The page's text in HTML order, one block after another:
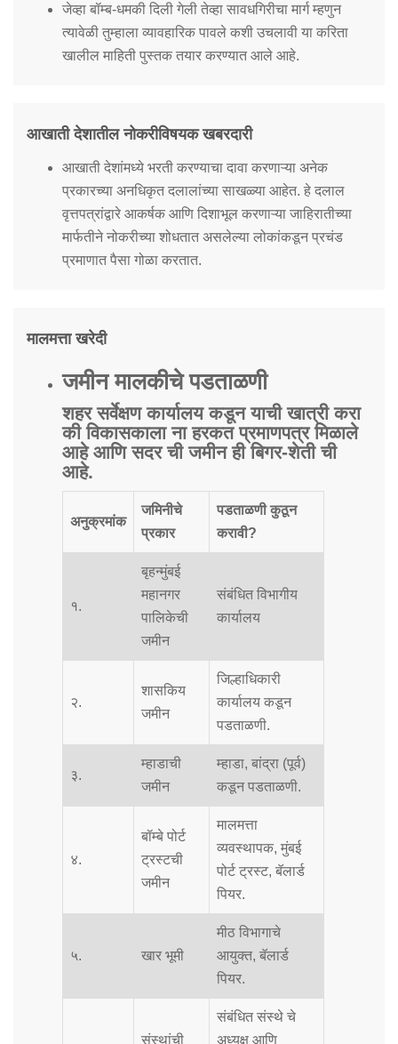
जेव्हा बॉम्ब-धमकी दिली गेली तेव्हा सावधगिरीचा मार्ग म्हणुन
त्यावेळी तुम्हाला व्यावहारिक पावले कशी उचलावी या करिता
खालील माहिती पुस्तक तयार करण्यात आले आहे.
आखाती देशातील नोकरीविषयक खबरदारी
आखाती देशांमध्ये भरती करण्याचा दावा करणाऱ्या अनेक
प्रकारच्या अनधिकृत दलालांच्या साखळ्या आहेत. हे दलाल
वृत्तपत्रांद्वारे आकर्षक आणि दिशाभूल करणाऱ्या जाहिरातीच्या
मार्फतीने नोकरीच्या शोधतात असलेल्या लोकांकडून प्रचंड
प्रमाणात पैसा गोळा करतात.
मालमत्ता खरेदी
जमीन मालकीचे पडताळणी
शहर सर्वेक्षण कार्यालय कडून याची खात्री करा
की विकासकाला ना हरकत प्रमाणपत्र मिळाले
आहे आणि सदर ची जमीन ही बिगर-शेती ची
आहे.
अनुक्रमांक
जमिनीचे
प्रकार
पडताळणी कुठून
करावी?
१.
बृहन्मुंबई
महानगर
पालिकेची
जमीन
संबंधित विभागीय
कार्यालय
२.
शासकिय
जमीन
जिल्हाधिकारी
कार्यालय कडून
पडताळणी.
३.
म्हाडाची
जमीन
म्हाडा, बांद्रा (पूर्व)
कडून पडताळणी.
४.
बॉम्बे पोर्ट
ट्रस्टची
जमीन
मालमत्ता
व्यवस्थापक, मुंबई
पोर्ट ट्रस्ट, बॅलार्ड
पियर.
५. खार भूमी
मीठ विभागाचे
आयुक्त, बॅलार्ड
पियर.
संस्थांची
संबंधित संस्थे चे
अध्यक्ष आणि